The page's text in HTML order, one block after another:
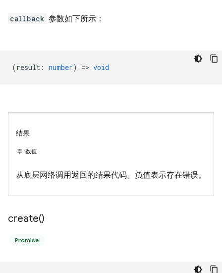
callback 参数如下所示：
(result : number) => void
结果
数值
从底层网络调用返回的结果代码。负值表示存在错误。
create()
Promise